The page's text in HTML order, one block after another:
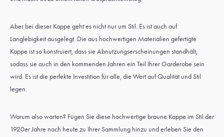
Aber bei dieser Kappe geht es nicht nur um Stil. Es ist auch auf
Langlebigkeit ausgelegt. Die aus hochwertigen Materialien gefertigte
Kappe ist so konstruiert, dass sie Abnutzungserscheinungen standhält,
sodass sie auch in den kommenden Jahren ein Teil Ihrer Garderobe sein
wird. Es ist die perfekte Investition für alle, die Wert auf Qualität und Stil
legen.
Warum also warten? Fügen Sie diese hochwertige braune Kappe im Stil der
1920er Jahre noch heute zu Ihrer Sammlung hinzu und erleben Sie den